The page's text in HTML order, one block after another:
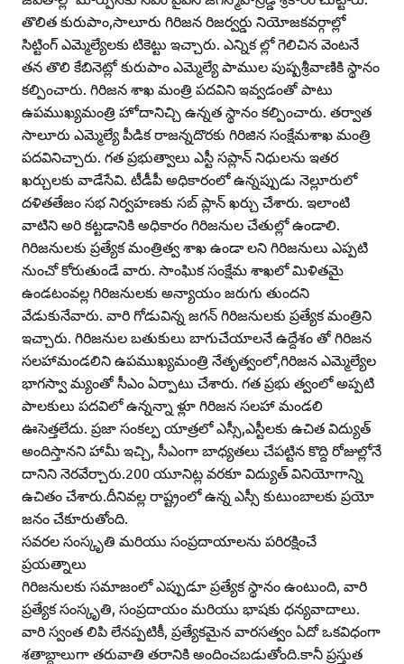
తొలిత కురుపాం,సాలూరు గిరిజన రిజర్వర్డు నియోజకవర్గాల్లో
సిట్టింగ్‌ ఎమ్మెల్యేలకు టికెట్టు ఇచ్చారు. ఎన్నిక ల్లో గెలిచిన వెంటనే
తన తొలి కేబినెట్లో కురుపాం ఎమ్మెల్యే పాముల పుష్పశ్రీవాణికి స్థానం
కల్పించారు. గిరిజన శాఖ మంత్రి పదవిని ఇవ్వడంతో పాటు
ఉపముఖ్యమంత్రి హోదానిచ్చి ఉన్నత స్థానం కల్పించారు. తర్వాత
సాలూరు ఎమ్మెల్యే పీడిక రాజన్నదొరకు గిరిజిన సంక్షేమశాఖ మంత్రి
పదవినిచ్చారు. గత ప్రభుత్వాలు ఎస్టీ సప్లాన్‌ నిధులను ఇతర
ఖర్చులకు వాడేసేవి. టీడీపీ అధికారంలో ఉన్నప్పుడు నెల్లూరులో
దళితతేజం సభ నిర్వహణకు సబ్‌ ప్లాన్‌ ఖర్చు చేశారు. ఇలాంటి
వాటిని అరి కట్టడానికి అధికారం గిరిజనుల చేతుల్లో ఉండాలి.
గిరిజనులకు ప్రత్యేక మంత్రిత్వ శాఖ ఉండా లని గిరిజనులు ఎప్పటి
నుంచో కోరుతుండే వారు. సాంఘిక సంక్షేమ శాఖలో మిళితమై
ఉండటంవల్ల గిరిజనులకు అన్యాయం జరుగు తుందని
వేడుకునేవారు. వారి గోడువిన్న జగన్‌ గిరిజనులకు ప్రత్యేక మంత్రిని
ఇచ్చారు. గిరిజనుల బతుకులు బాగుచేయాలనే ఉద్దేశం తో గిరిజన
సలహామండలిని ఉపముఖ్యమంత్రి నేతృత్వంలో,గిరిజన ఎమ్మెల్యేల
భాగస్వా మ్యంతో సీఎం ఏర్పాటు చేశారు. గత ప్రభు త్వంలో అప్పటి
పాలకులు పదవిలో ఉన్నన్నా ళ్లూ గిరిజన సలహా మండలి
ఊసెత్తలేదు. ప్రజా సంకల్ప యాత్రలో ఎస్సీ,ఎస్టీలకు ఉచిత విద్యుత్‌
అందిస్తానని హామీ ఇచ్చి, సీఎంగా బాధ్యతలు చేపట్టిన కొద్ది రోజుల్లోనే
దానిని నెరవేర్చారు.200 యూనిట్ల వరకూ విద్యుత్‌ వినియోగాన్ని
ఉచితం చేశారు.దీనివల్ల రాష్ట్రంలో ఉన్న ఎస్సీ కుటుంబాలకు ప్రయో
జనం చేకూరుతోంది.
సవరల సంస్కృతి మరియు సంప్రదాయాలను పరిరక్షించే
ప్రయత్నాలు
గిరిజనులకు సమాజంలో ఎప్పుడూ ప్రత్యేక స్థానం ఉంటుంది, వారి
ప్రత్యేక సంస్కృతి, సంప్రదాయం మరియు భాషకు ధన్యవాదాలు.
వారి స్వంత లిపి లేనప్పటికీ, ప్రత్యేకమైన వారసత్వం ఏదో ఒకవిధంగా
శతాబ్దాలుగా తరువాతి తరానికి అందించబడుతోంది.కానీ ప్రస్తుత